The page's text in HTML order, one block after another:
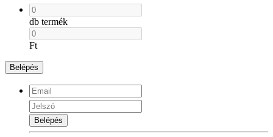
db termék
Ft
Belépés
Belépés